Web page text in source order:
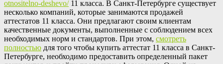
otnositelno-deshevo/11 класса. В Санкт-Петербурге существует
несколько компаний, которые занимаются продажей
аттестатов 11 класса. Они предлагают своим клиентам
качественные документы, выполненные с соблюдением всех
необходимых норм и стандартов. При этом, смотреть
полностью для того чтобы купить аттестат 11 класса в Санкт-
Петербурге, необходимо предоставить определенный пакет